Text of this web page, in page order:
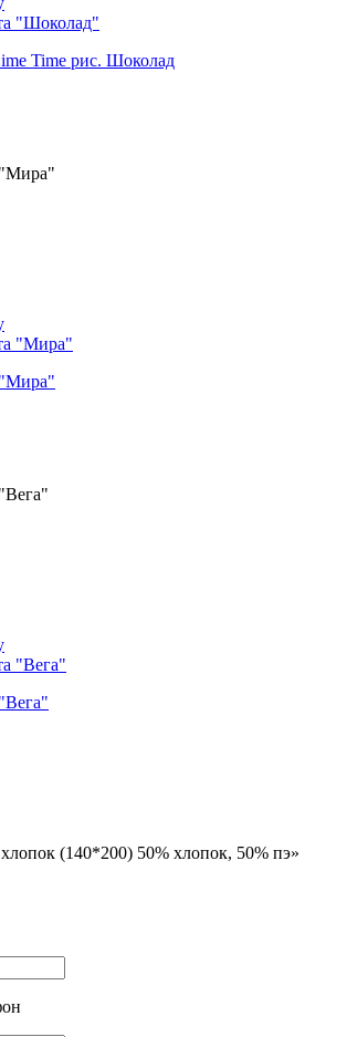
Time рис. Шоколад
"Мира"
"Мира"
(140*200) 50% хлопок, 50% пэ»